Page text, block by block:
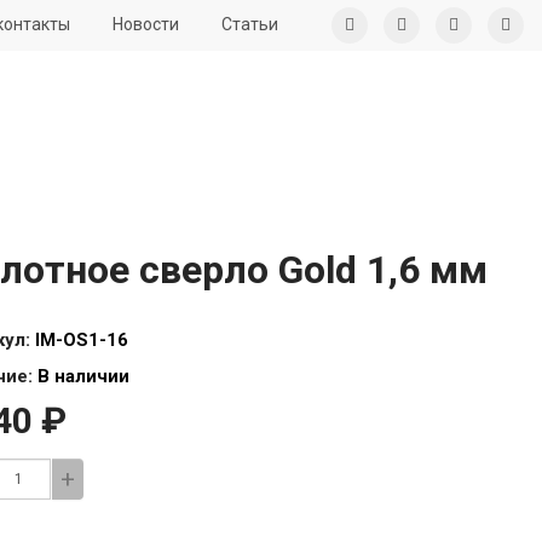
Новости Статьи
сверло Gold 1,6 мм
IM-OS1-16
В наличии
₽
+